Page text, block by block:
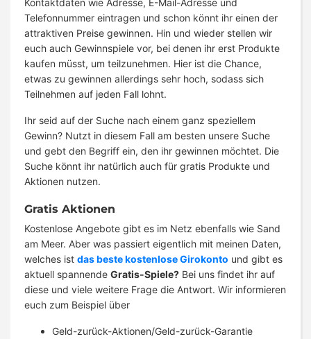
Kontaktdaten wie Adresse, E-Mail-Adresse und
Telefonnummer eintragen und schon könnt ihr einen der
attraktiven Preise gewinnen. Hin und wieder stellen wir
euch auch Gewinnspiele vor, bei denen ihr erst Produkte
kaufen müsst, um teilzunehmen. Hier ist die Chance,
etwas zu gewinnen allerdings sehr hoch, sodass sich
Teilnehmen auf jeden Fall lohnt.
Ihr seid auf der Suche nach einem ganz speziellem
Gewinn? Nutzt in diesem Fall am besten unsere Suche
und gebt den Begriff ein, den ihr gewinnen möchtet. Die
Suche könnt ihr natürlich auch für gratis Produkte und
Aktionen nutzen.
Gratis Aktionen
Kostenlose Angebote gibt es im Netz ebenfalls wie Sand
am Meer. Aber was passiert eigentlich mit meinen Daten,
welches ist das beste kostenlose Girokonto und gibt es
aktuell spannende Gratis-Spiele? Bei uns findet ihr auf
diese und viele weitere Frage die Antwort. Wir informieren
euch zum Beispiel über
Geld-zurück-Aktionen/Geld-zurück-Garantie